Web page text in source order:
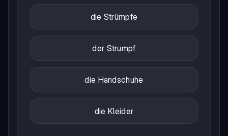
die Strümpfe
der Strumpf
die Handschuhe
die Kleider